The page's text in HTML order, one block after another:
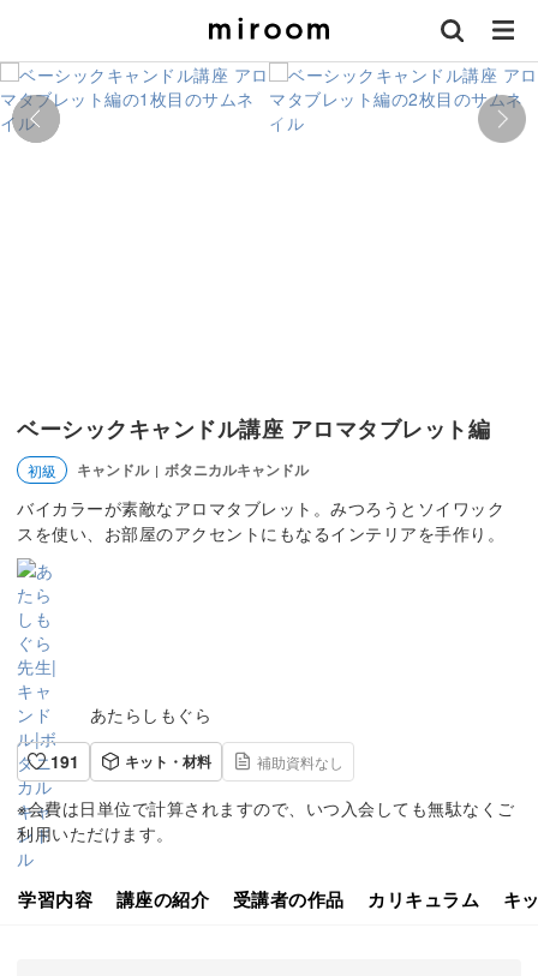
ベーシックキャンドル講座 アロマタブレット編
初級 キャンドル | ボタニカルキャンドル
バイカラーが素敵なアロマタブレット。みつろうとソイワック
スを使い、お部屋のアクセントにもなるインテリアを手作り。
あたらしもぐら
191
キット・材料 補助資料なし
※会費は日単位で計算されますので、いつ入会しても無駄なくご
利用いただけます。
学習内容 講座の紹介 受講者の作品 カリキュラム キ